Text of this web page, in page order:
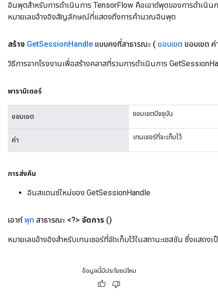
อินพุตสำหรับการดำเนินการ TensorFlow คือเอาต์พุตของการดำเนิน
หมายเลขอ้างอิงสัญลักษณ์ที่แสดงถึงการคำนวณอินพุต
สร้าง GetSessionHandle แบบคงที่สาธารณะ ( ขอบเขต ขอบเขต
วิธีการจากโรงงานเพื่อสร้างคลาสที่รวมการดำเนินการ
พารามิเตอร์
ขอบเขต ขอบเขตปัจจุบัน
ค่า เทนเซอร์ที่จะเก็บไว้
การส่งคืน
อินสแตนซ์ใหม่ของ GetSessionHandle
เอาท์พุท สาธารณะ <?> จัดการ ()
หมายเลขอ้างอิงสำหรับเทนเซอร์ที่จัดเก็บไว้ในสถานะเซสชัน ซึ่งแสดง
ข้อมูลนี้มีประโยชน์ไหม